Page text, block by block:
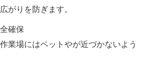
がりを防ぎます。
確保
業場にはペットやが近づかないよう